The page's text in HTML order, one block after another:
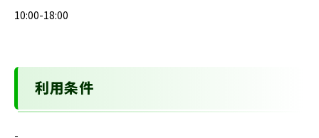
10:00-18:00
利用条件
-